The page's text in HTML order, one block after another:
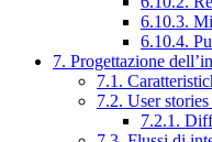
6.10.3.
6.10.4.
7. Progettazione
7.1.
7.2. User
7.2.1.